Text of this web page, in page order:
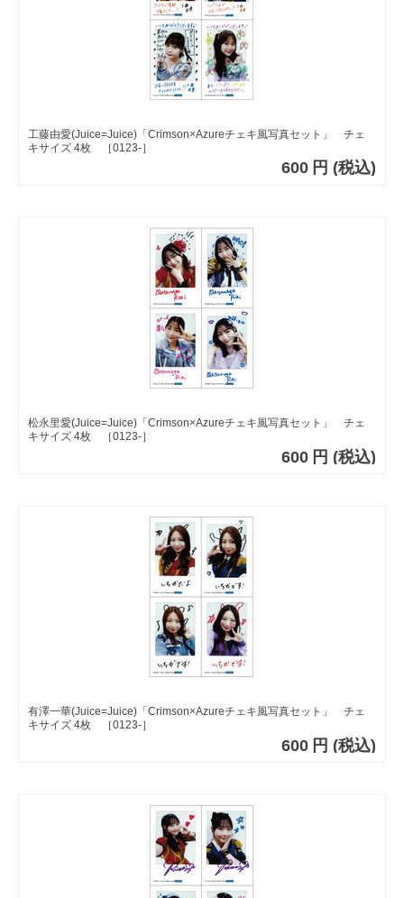
工藤由愛(Juice=Juice)「Crimson×Azureチェキ風写真セット」 チェ
キサイズ 4枚 ［0123-］
600 円 (税込)
松永里愛(Juice=Juice)「Crimson×Azureチェキ風写真セット」 チェ
キサイズ 4枚 ［0123-］
600 円 (税込)
有澤一華(Juice=Juice)「Crimson×Azureチェキ風写真セット」 チェ
キサイズ 4枚 ［0123-］
600 円 (税込)